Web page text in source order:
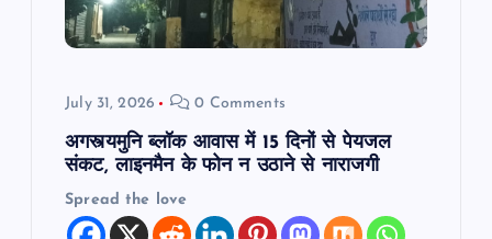
July 31, 2026 0 Comments
अगस्त्यमुनि ब्लॉक आवास में 15 दिनों से पेयजल
संकट, लाइनमैन के फोन न उठाने से नाराजगी
Spread the love